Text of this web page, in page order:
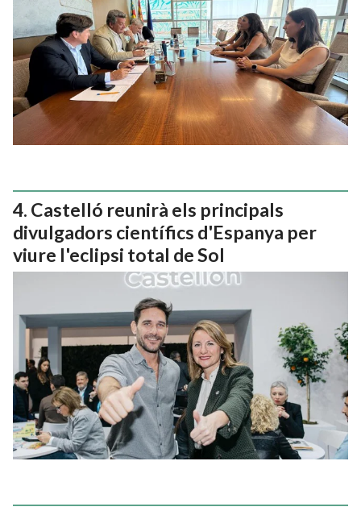
Castelló reunirà els principals
divulgadors científics d'Espanya per
viure l'eclipsi total de Sol